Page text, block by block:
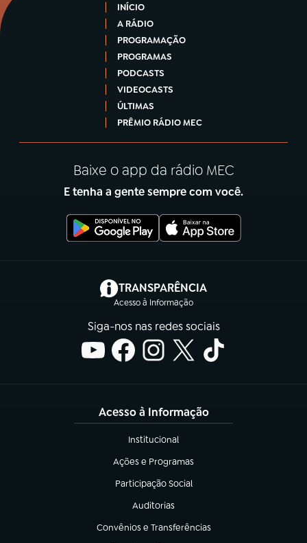
INÍCIO
A RÁDIO
PROGRAMAÇÃO
PROGRAMAS
PODCASTS
VIDEOCASTS
ÚLTIMAS
PRÊMIO RÁDIO MEC
Baixe o app da rádio MEC
E tenha a gente sempre com você.
TRANSPARÊNCIA
Acesso à Informação
(abre em nova aba)
Siga-nos nas redes sociais
Acesso à Informação
Institucional
(abre em nova aba)
Ações e Programas
(abre em nova aba)
Participação Social
(abre em nova aba)
Auditorias
(abre em nova aba)
Convênios e Transferências
(abre em nova aba)